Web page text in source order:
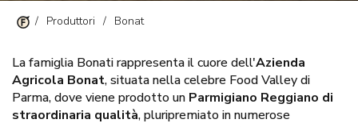
/ Produttori / Bonat
La famiglia Bonati rappresenta il cuore dell'Azienda
Agricola Bonat, situata nella celebre Food Valley di
Parma, dove viene prodotto un Parmigiano Reggiano di
straordinaria qualità, pluripremiato in numerose